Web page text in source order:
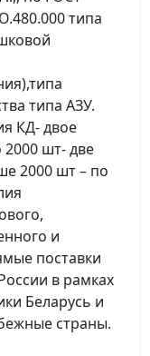
типа
типа АЗУ.
КД- двое
2000 шт- две
2000 шт – по
и
поставки
в рамках
Беларусь и
страны.